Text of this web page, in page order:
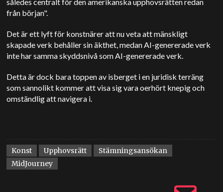
från början".
Det är ett lyft för konstnärer att nu veta att mänskligt
skapade verk behåller sin äkthet, medan AI-genererade verk
inte har samma skyddsnivå som AI-genererade verk.
Detta är dock bara toppen av isberget i en juridisk terräng
som sannolikt kommer att visa sig vara oerhört knepig och
omständlig att navigera i.
Konst Upphovsrätt
Stämningsansökan
MidJourney